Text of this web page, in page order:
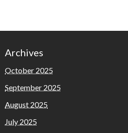
Archives
October 2025
September 2025
August 2025
July 2025